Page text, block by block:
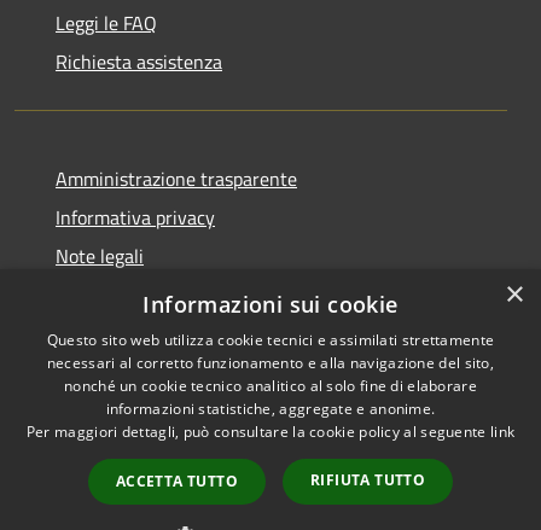
Leggi le FAQ
Richiesta assistenza
Amministrazione trasparente
Informativa privacy
Note legali
Dichiarazione di accessibilità
Accessibilità
Copyright © 2026 • Comune di
Santo Stefano del Sole •
Powered byMunicipium
Accesso redazione
×
Informazioni sui cookie
Questo sito web utilizza cookie tecnici e assimilati strettamente
necessari al corretto funzionamento e alla navigazione del sito,
nonché un cookie tecnico analitico al solo fine di elaborare
informazioni statistiche, aggregate e anonime.
Per maggiori dettagli, può consultare la cookie policy al seguente link
ACCETTA TUTTO RIFIUTA TUTTO